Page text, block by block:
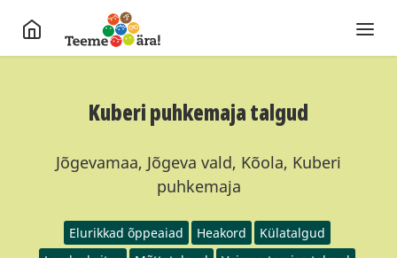
Kuberi puhkemaja talgud
Jõgevamaa, Jõgeva vald, Kõola, Kuberi
puhkemaja
Elurikkad õppeaiad Heakord
Külatalgud